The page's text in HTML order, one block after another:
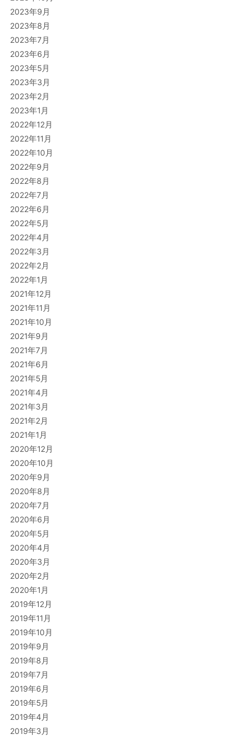
2023年9月
2023年8月
2023年7月
2023年6月
2023年5月
2023年3月
2023年2月
2023年1月
2022年12月
2022年11月
2022年10月
2022年9月
2022年8月
2022年7月
2022年6月
2022年5月
2022年4月
2022年3月
2022年2月
2022年1月
2021年12月
2021年11月
2021年10月
2021年9月
2021年7月
2021年6月
2021年5月
2021年4月
2021年3月
2021年2月
2021年1月
2020年12月
2020年10月
2020年9月
2020年8月
2020年7月
2020年6月
2020年5月
2020年4月
2020年3月
2020年2月
2020年1月
2019年12月
2019年11月
2019年10月
2019年9月
2019年8月
2019年7月
2019年6月
2019年5月
2019年4月
2019年3月